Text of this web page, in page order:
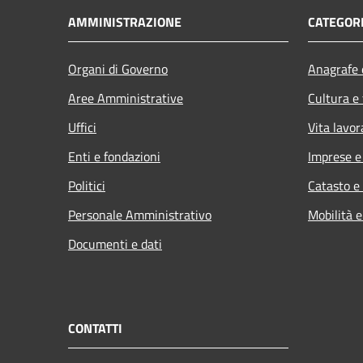
AMMINISTRAZIONE
Organi di Governo
Aree Amministrative
Uffici
Enti e fondazioni
Politici
Personale Amministrativo
Documenti e dati
Cultura
Vita
Imprese
Catasto
Mobilità
CONTATTI